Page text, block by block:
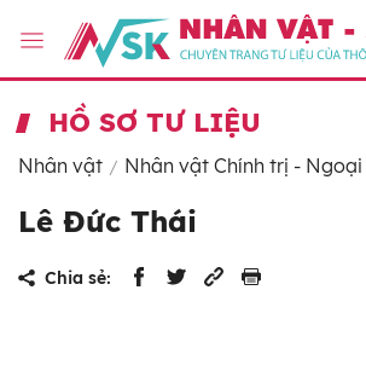
HỒ SƠ TƯ LIỆU
Nhân vật Nhân vật Chính trị -
Lê Đức Thái
Chia sẻ: